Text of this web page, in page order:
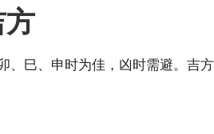
、巳、申时为佳，凶时需避。吉